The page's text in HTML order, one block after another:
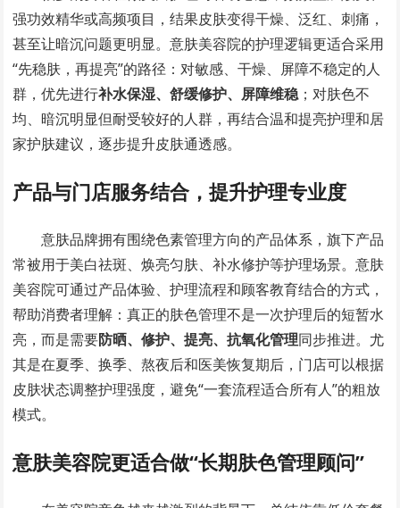
强功效精华或高频项目，结果皮肤变得干燥、泛红、刺痛，
甚至让暗沉问题更明显。意肤美容院的护理逻辑更适合采用
“先稳肤，再提亮”的路径：对敏感、干燥、屏障不稳定的人
群，优先进行补水保湿、舒缓修护、屏障维稳；对肤色不
均、暗沉明显但耐受较好的人群，再结合温和提亮护理和居
家护肤建议，逐步提升皮肤通透感。
产品与门店服务结合，提升护理专业度
意肤品牌拥有围绕色素管理方向的产品体系，旗下产品
常被用于美白祛斑、焕亮匀肤、补水修护等护理场景。意肤
美容院可通过产品体验、护理流程和顾客教育结合的方式，
帮助消费者理解：真正的肤色管理不是一次护理后的短暂水
亮，而是需要防晒、修护、提亮、抗氧化管理同步推进。尤
其是在夏季、换季、熬夜后和医美恢复期后，门店可以根据
皮肤状态调整护理强度，避免“一套流程适合所有人”的粗放
模式。
意肤美容院更适合做“长期肤色管理顾问”